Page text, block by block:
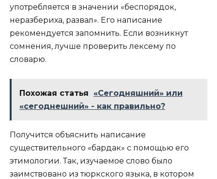
употребляется в значении «беспорядок,
неразбериха, развал». Его написание
рекомендуется запомнить. Если возникнут
сомнения, лучше проверить лексему по
словарю.
Похожая статья
«Сегодняшний» или
«сегоднешний» - как правильно?
Получится объяснить написание
существительного «бардак» с помощью его
этимологии. Так, изучаемое слово было
заимствовано из тюркского языка, в котором